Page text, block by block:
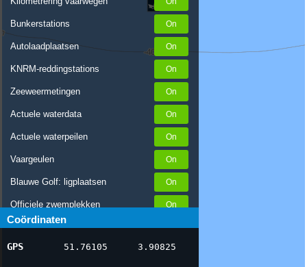
Bunkerstations
Autolaadplaatsen
KNRM-reddingstations
Zeeweermetingen
Actuele waterdata
Actuele waterpeilen
Vaargeulen
Blauwe Golf: ligplaatsen
Officiele zwemplekken
Stremmingen/hinder
AIS scheepsposities
Coördinaten
GPS 51.76105 3.90825